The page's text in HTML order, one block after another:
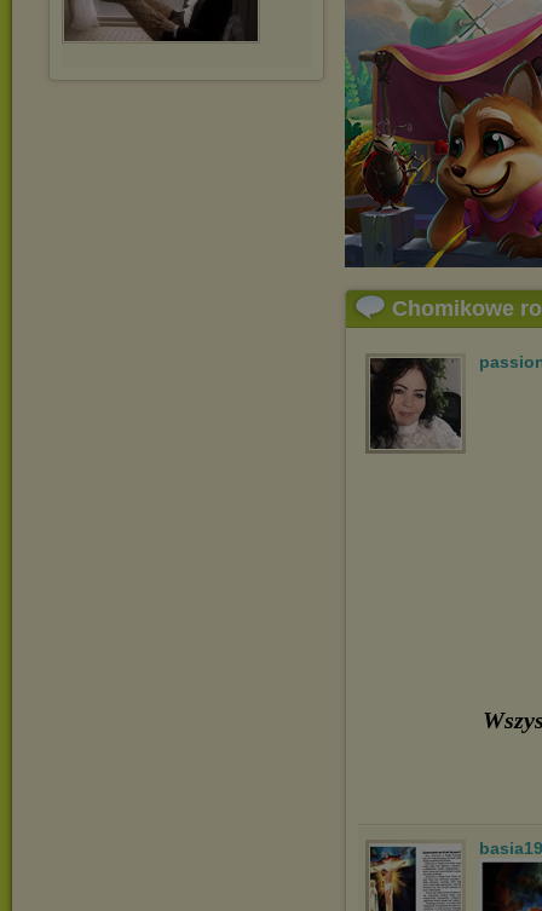
Chomikowe